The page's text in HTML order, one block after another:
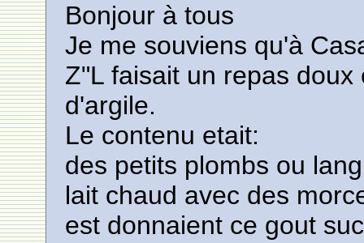
Bonjour à tous
Je me souviens qu'à
Z"L faisait un repas
d'argile.
Le contenu etait:
des petits plombs ou
lait chaud avec des
est donnaient ce gout